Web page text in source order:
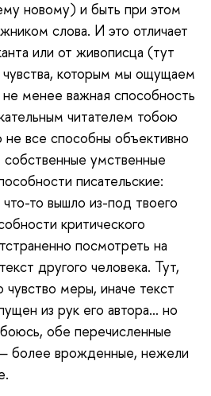
новому) и быть при этом
слова. И это отличает
или от живописца (тут
чувства, которым мы ощущаем
менее важная способность
читателем тобою
не все способны объективно
собственные умственные
писательские:
то вышло из-под твоего
критического
посмотреть на
другого человека. Тут,
меры, иначе текст
из рук его автора… но
обе перечисленные
более врожденные, нежели